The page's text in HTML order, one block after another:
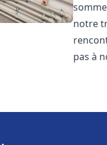
notre
pas à